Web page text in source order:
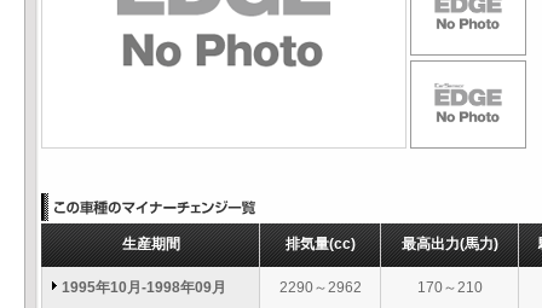
生産期間 排気量(cc) 最高出力(馬力)
1995年10月-1998年09月 2290～2962 170～210